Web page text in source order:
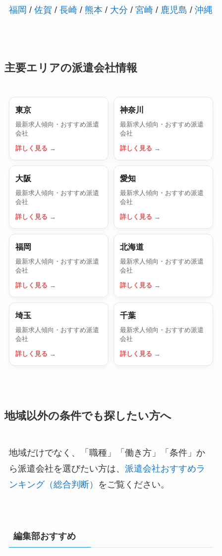
福岡 / 佐賀 / 長崎/ 熊本 / 大分 / 宮崎/ 鹿児島 / 沖縄
主要エリアの派遣会社情報
東京
最新求人傾向・おすすめ派遣
会社
詳しく見る →
神奈川
最新求人傾向・おすすめ派遣
会社
詳しく見る →
大阪
最新求人傾向・おすすめ派遣
会社
詳しく見る →
愛知
最新求人傾向・おすすめ派遣
会社
詳しく見る →
福岡
最新求人傾向・おすすめ派遣
会社
詳しく見る →
北海道
最新求人傾向・おすすめ派遣
会社
詳しく見る →
埼玉
最新求人傾向・おすすめ派遣
会社
詳しく見る →
千葉
最新求人傾向・おすすめ派遣
会社
詳しく見る →
地域以外の条件でも探したい方へ
地域だけでなく、「職種」「働き方」「条件」か
ら派遣会社を選びたい方は、 派遣会社おすすめラ
ンキング（総合判断）
をご覧ください。
編集部おすすめ